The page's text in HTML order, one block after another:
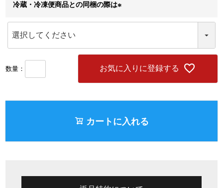
冷蔵・冷凍便商品との同梱の際は
)
お気に入りに登録する
カートに入れる